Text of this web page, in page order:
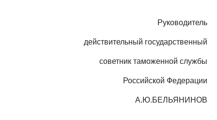
Руководитель
действительный государственный
советник таможенной службы
Российской Федерации
А.Ю.БЕЛЬЯНИНОВ